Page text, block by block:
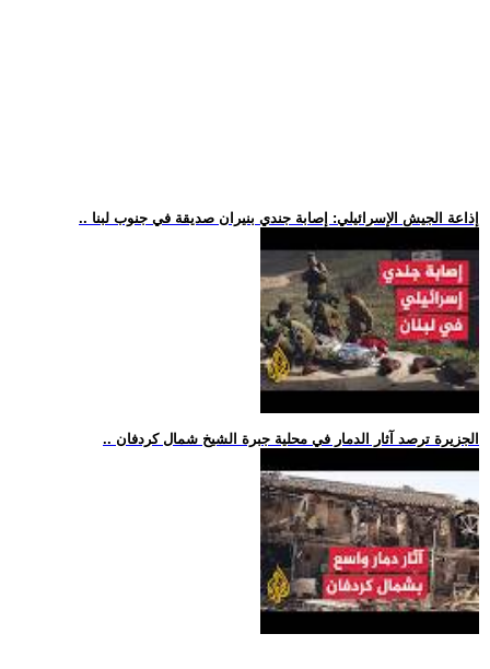
.. إذاعة الجيش الإسرائيلي: إصابة جندي بنيران صديقة في جنوب لبنا
.. الجزيرة ترصد آثار الدمار في محلية جبرة الشيخ شمال كردفان